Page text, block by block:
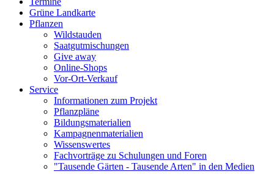
Grüne Landkarte
Pflanzen
Wildstauden
Saatgutmischungen
Give away
Online-Shops
Vor-Ort-Verkauf
Service
Informationen zum Projekt
Pflanzpläne
Bildungsmaterialien
Kampagnenmaterialien
Wissenswertes
Fachvorträge zu Schulungen und Foren
"Tausende Gärten - Tausende Arten" in den Medien